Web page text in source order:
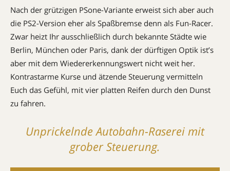
Nach der grützigen PSone-Variante erweist sich aber auch
die PS2-Version eher als Spaßbremse denn als Fun-Racer.
Zwar heizt Ihr ausschließlich durch bekannte Städte wie
Berlin, München oder Paris, dank der dürftigen Optik ist’s
aber mit dem Wiedererkennungswert nicht weit her.
Kontrastarme Kurse und ätzende Steuerung vermitteln
Euch das Gefühl, mit vier platten Reifen durch den Dunst
zu fahren.
Unprickelnde Autobahn-Raserei mit
grober Steuerung.